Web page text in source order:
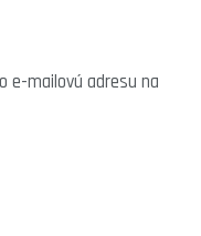
e-mailovú adresu na